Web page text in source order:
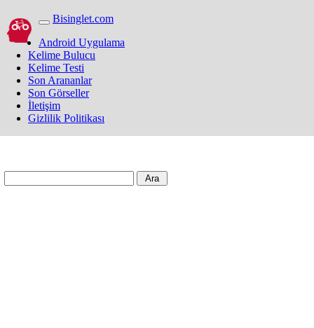
Bisinglet.com
Android Uygulama
Kelime Bulucu
Kelime Testi
Son Arananlar
Son Görseller
İletişim
Gizlilik Politikası